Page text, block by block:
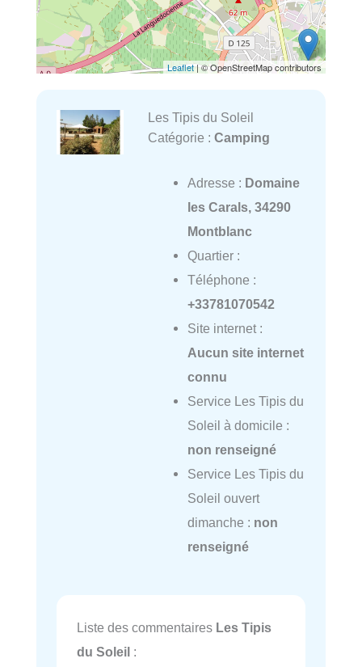
Leaflet| © OpenStreetMap contributors
Les Tipis du Soleil
Catégorie : Camping
Adresse : Domaine
les Carals, 34290
Montblanc
Quartier :
Téléphone :
+33781070542
Site internet :
Aucun site internet
connu
Service Les Tipis du
Soleil à domicile :
non renseigné
Service Les Tipis du
Soleil ouvert
dimanche : non
renseigné
Liste des commentaires Les Tipis
du Soleil :